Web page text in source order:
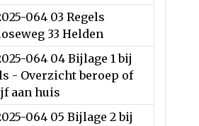
064 03 Regels
33 Helden
064 04 Bijlage 1 bij
- Overzicht beroep of
aan huis
064 05 Bijlage 2 bij